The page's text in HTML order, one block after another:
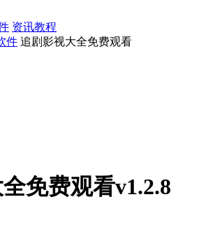
资讯教程
件 追剧影视大全免费观看
免费观看v1.2.8